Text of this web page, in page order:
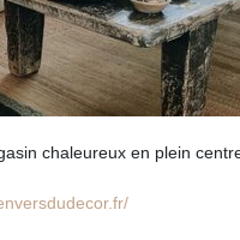
chaleureux en plein